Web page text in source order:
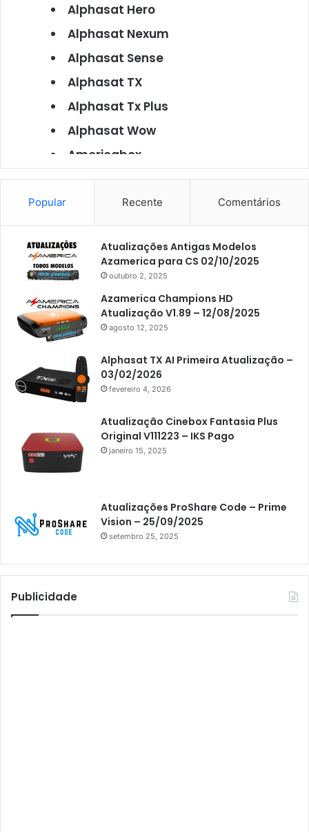
Alphasat Hero
Alphasat Nexum
Alphasat Sense
Alphasat TX
Alphasat Tx Plus
Alphasat Wow
Americabox
Americabox S101
Americabox S105
Americabox S105 Plus
Americabox S205
Americabox S205 Plus
Americabox S305 Plus
Artcom
Athomics
Athomics Eon
Athomics i3
Athomics i3 Bold
Athomics Inspire Qi
Athomics Inspire Qi Lite
Athomics S3
Athomics T3
Atto
AttoNet
Popular Recente Comentários
Atualizações Antigas Modelos
Azamerica para CS 02/10/2025
outubro 2, 2025
Azamerica Champions HD
Atualização V1.89 – 12/08/2025
agosto 12, 2025
Alphasat TX AI Primeira Atualização –
03/02/2026
fevereiro 4, 2026
Atualização Cinebox Fantasia Plus
Original V111223 – IKS Pago
janeiro 15, 2025
Atualizações ProShare Code – Prime
Vision – 25/09/2025
setembro 25, 2025
Publicidade